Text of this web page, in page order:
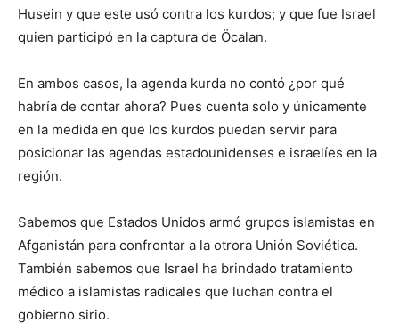
Husein y que este usó contra los kurdos; y que fue Israel
quien participó en la captura de Öcalan.
En ambos casos, la agenda kurda no contó ¿por qué
habría de contar ahora? Pues cuenta solo y únicamente
en la medida en que los kurdos puedan servir para
posicionar las agendas estadounidenses e israelíes en la
región.
Sabemos que Estados Unidos armó grupos islamistas en
Afganistán para confrontar a la otrora Unión Soviética.
También sabemos que Israel ha brindado tratamiento
médico a islamistas radicales que luchan contra el
gobierno sirio.